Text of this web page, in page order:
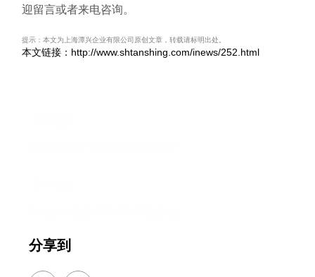
迎留言或者来电咨询。
提示：本文为上海潭兴企业有限公司原创文章，转载请标明出处。
本文链接：http://www.shtanshing.com/inews/252.html
分享到